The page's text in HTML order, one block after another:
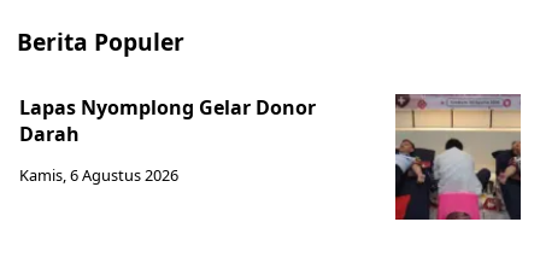
Berita Populer
Lapas Nyomplong Gelar Donor
Darah
Kamis, 6 Agustus 2026